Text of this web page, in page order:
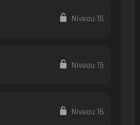
Niveau 15
Niveau 15
Niveau 16